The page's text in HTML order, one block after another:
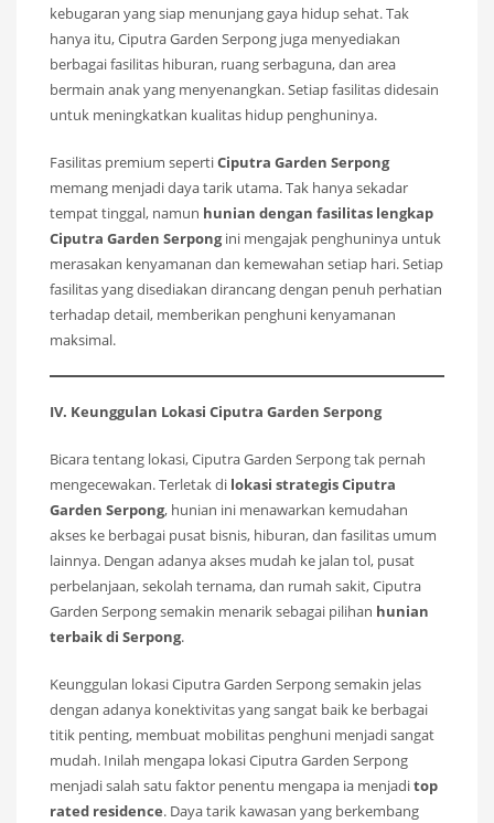
kebugaran yang siap menunjang gaya hidup sehat. Tak
hanya itu, Ciputra Garden Serpong juga menyediakan
berbagai fasilitas hiburan, ruang serbaguna, dan area
bermain anak yang menyenangkan. Setiap fasilitas didesain
untuk meningkatkan kualitas hidup penghuninya.
Fasilitas premium sepertiCiputra Garden Serpong
memang menjadi daya tarik utama. Tak hanya sekadar
tempat tinggal, namun hunian dengan fasilitas lengkap
Ciputra Garden Serpongini mengajak penghuninya untuk
merasakan kenyamanan dan kemewahan setiap hari. Setiap
fasilitas yang disediakan dirancang dengan penuh perhatian
terhadap detail, memberikan penghuni kenyamanan
maksimal.
IV. Keunggulan Lokasi Ciputra Garden Serpong
Bicara tentang lokasi, Ciputra Garden Serpong tak pernah
mengecewakan. Terletak di lokasi strategis Ciputra
Garden Serpong, hunian ini menawarkan kemudahan
akses ke berbagai pusat bisnis, hiburan, dan fasilitas umum
lainnya. Dengan adanya akses mudah ke jalan tol, pusat
perbelanjaan, sekolah ternama, dan rumah sakit, Ciputra
Garden Serpong semakin menarik sebagai pilihan hunian
terbaik di Serpong.
Keunggulan lokasi Ciputra Garden Serpong semakin jelas
dengan adanya konektivitas yang sangat baik ke berbagai
titik penting, membuat mobilitas penghuni menjadi sangat
mudah. Inilah mengapa lokasi Ciputra Garden Serpong
menjadi salah satu faktor penentu mengapa ia menjaditop
rated residence. Daya tarik kawasan yang berkembang